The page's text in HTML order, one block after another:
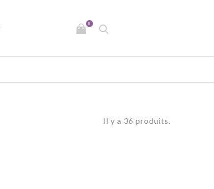
0
Il y a 36 produits.